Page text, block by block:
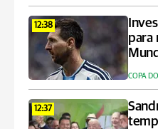
12:38
para
COPA
12:37